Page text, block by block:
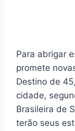
Para abrigar
promete
Destino de
cidade,
Brasileira de
terão seus